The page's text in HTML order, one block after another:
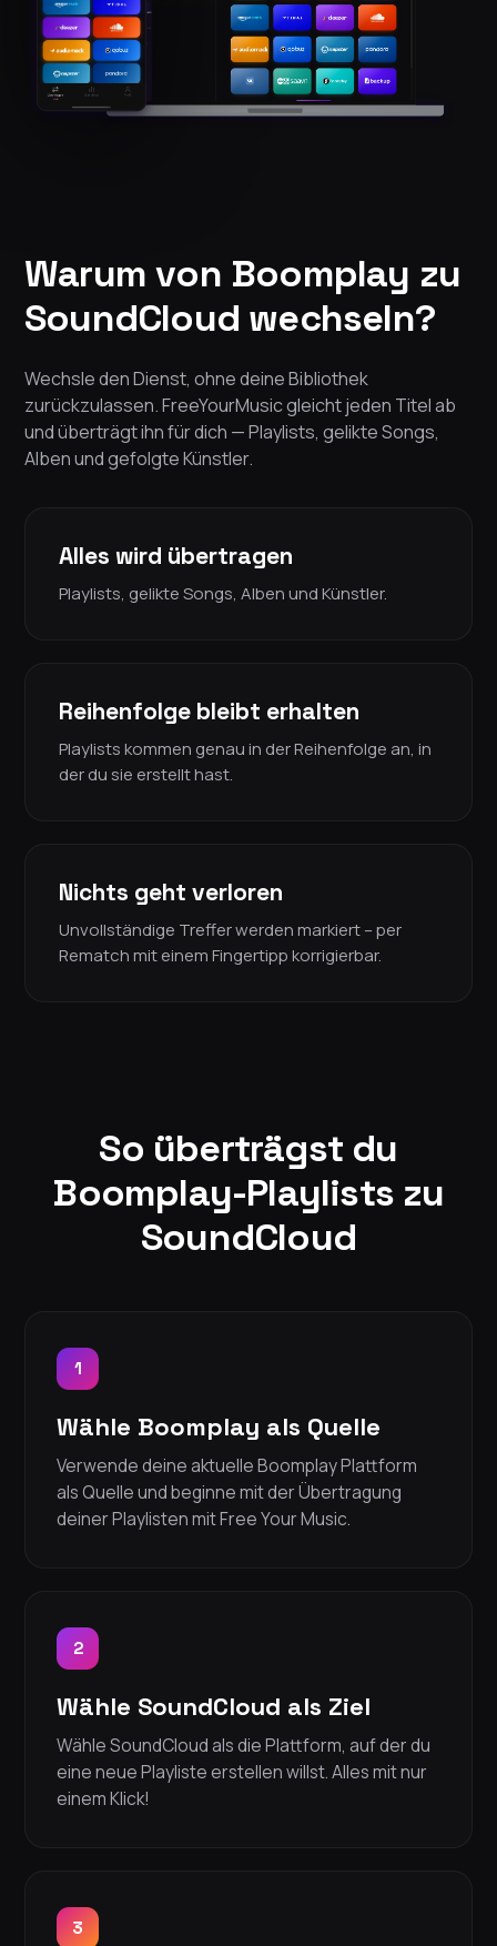
Warum von Boomplay zu
SoundCloud wechseln?
Wechsle den Dienst, ohne deine Bibliothek
zurückzulassen. FreeYourMusic gleicht jeden Titel ab
und überträgt ihn für dich — Playlists, gelikte Songs,
Alben und gefolgte Künstler.
Alles wird übertragen
Playlists, gelikte Songs, Alben und Künstler.
Reihenfolge bleibt erhalten
Playlists kommen genau in der Reihenfolge an, in
der du sie erstellt hast.
Nichts geht verloren
Unvollständige Treffer werden markiert – per
Rematch mit einem Fingertipp korrigierbar.
So überträgst du
Boomplay-Playlists zu
SoundCloud
1
Wähle Boomplay als Quelle
Verwende deine aktuelle Boomplay Plattform
als Quelle und beginne mit der Übertragung
deiner Playlisten mit Free Your Music.
2
Wähle SoundCloud als Ziel
Wähle SoundCloud als die Plattform, auf der du
eine neue Playliste erstellen willst. Alles mit nur
einem Klick!
3